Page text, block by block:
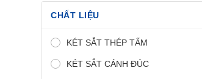
CHẤT LIỆU
KÉT SẮT THÉP TẤM
KÉT SẮT CÁNH ĐÚC